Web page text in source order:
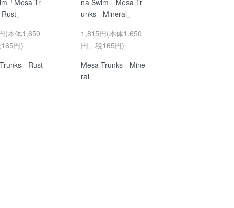
」
(本体1,650
円)
- Rust
unks - Mineral」
1,815円(本体1,650
円、税165円)
Mesa Trunks - Mine
ral